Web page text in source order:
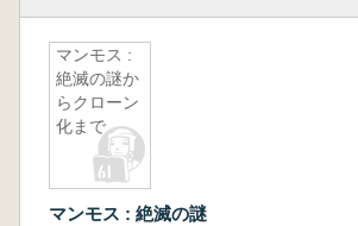
マンモス :
絶滅の謎か
らクローン
化まで
マンモス : 絶滅の謎